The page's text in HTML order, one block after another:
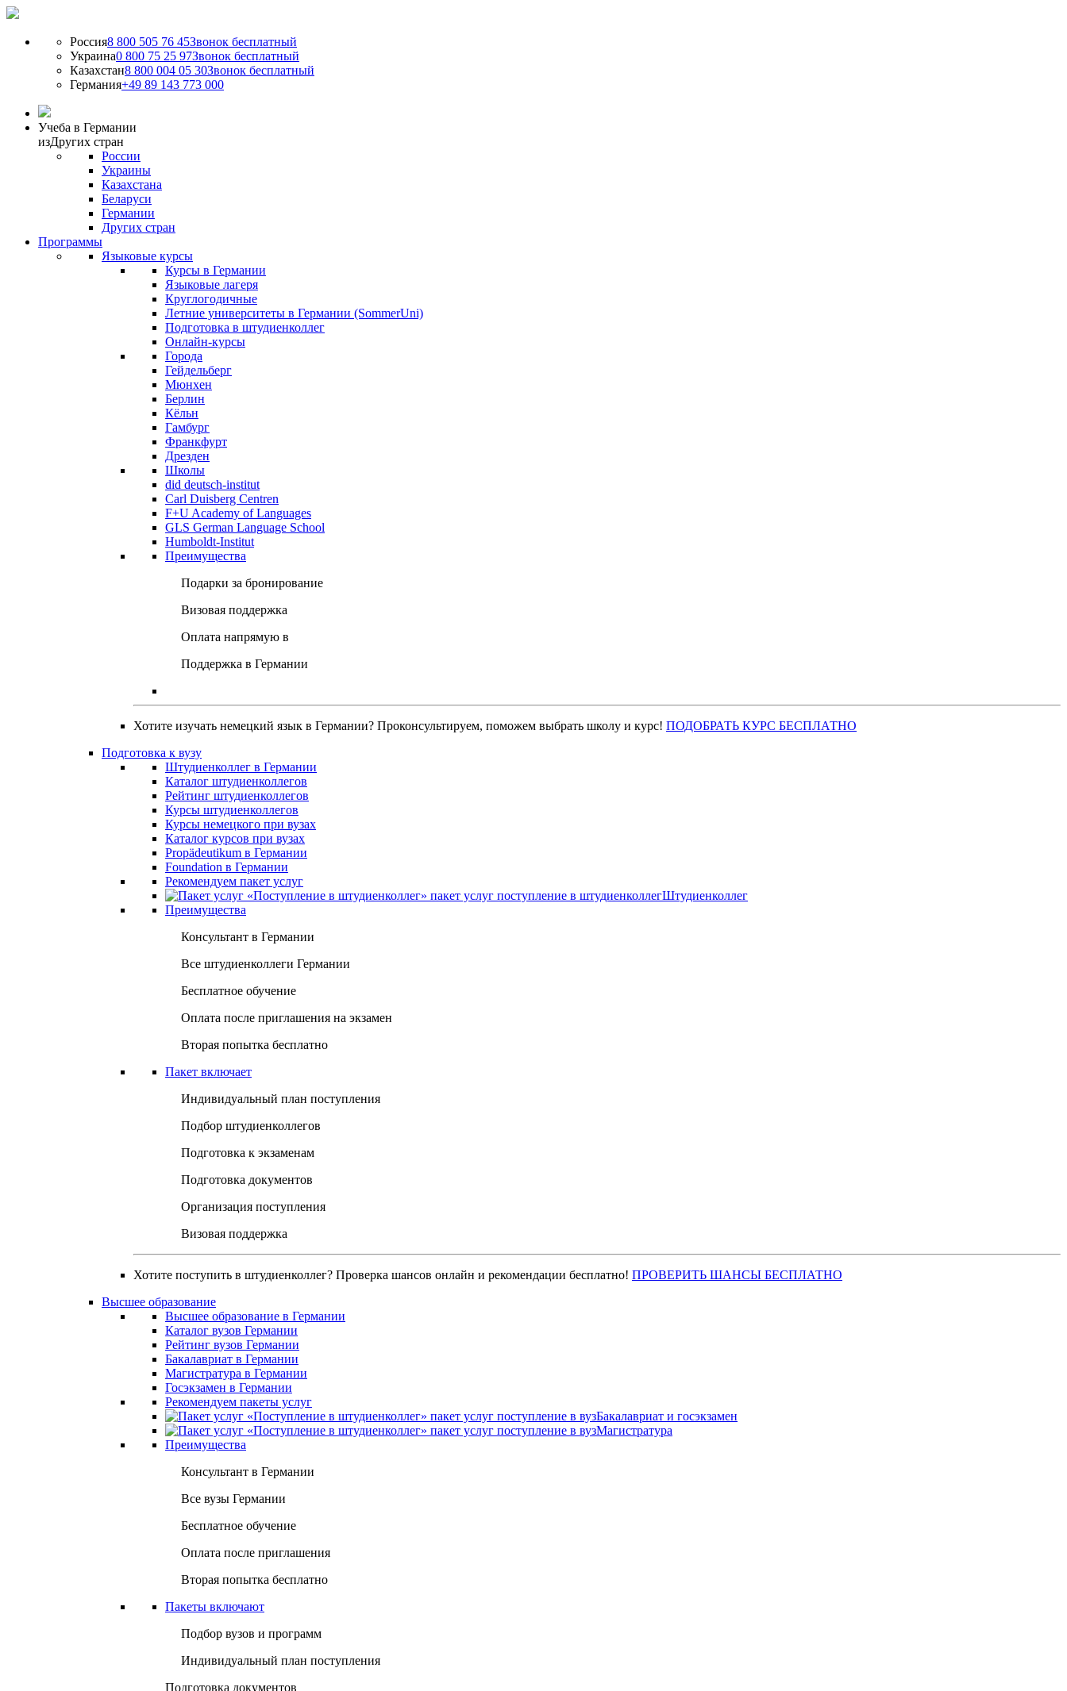
Россия8 800 505 76 45Звонок бесплатный
Украина0 800 75 25 97Звонок бесплатный
Казахстан8 800 004 05 30Звонок бесплатный
Германия+49 89 143 773 000
Учеба в Германии
изДругих стран
России
Украины
Казахстана
Беларуси
Германии
Других стран
Программы
Языковые курсы
Курсы в Германии
Языковые лагеря
Круглогодичные
Летние университеты в Германии (SommerUni)
Подготовка в штудиенколлег
Онлайн-курсы
Города
Гейдельберг
Мюнхен
Берлин
Кёльн
Гамбург
Франкфурт
Дрезден
Школы
did deutsch-institut
Carl Duisberg Centren
F+U Academy of Languages
GLS German Language School
Humboldt-Institut
Преимущества
Подарки за бронирование
Визовая поддержка
Оплата напрямую в
Поддержка в Германии
Хотите изучать немецкий язык в Германии? Проконсультируем, поможем выбрать школу и курс! ПОДОБРАТЬ КУРС БЕСПЛАТНО
Подготовка к вузу
Штудиенколлег в Германии
Каталог штудиенколлегов
Рейтинг штудиенколлегов
Курсы штудиенколлегов
Курсы немецкого при вузах
Каталог курсов при вузах
Propädeutikum в Германии
Foundation в Германии
Рекомендуем пакет услуг
Штудиенколлег
Преимущества
Консультант в Германии
Все штудиенколлеги Германии
Бесплатное обучение
Оплата после приглашения на экзамен
Вторая попытка бесплатно
Пакет включает
Индивидуальный план поступления
Подбор штудиенколлегов
Подготовка к экзаменам
Подготовка документов
Организация поступления
Визовая поддержка
Хотите поступить в штудиенколлег? Проверка шансов онлайн и рекомендации бесплатно! ПРОВЕРИТЬ ШАНСЫ БЕСПЛАТНО
Высшее образование
Высшее образование в Германии
Каталог вузов Германии
Рейтинг вузов Германии
Бакалавриат в Германии
Магистратура в Германии
Госэкзамен в Германии
Рекомендуем пакеты услуг
Бакалавриат и госэкзамен
Магистратура
Преимущества
Консультант в Германии
Все вузы Германии
Бесплатное обучение
Оплата после приглашения
Вторая попытка бесплатно
Пакеты включают
Подбор вузов и программ
Индивидуальный план поступления
Подготовка документов